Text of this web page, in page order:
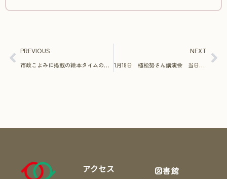
PREVIOUS
市政こよみに掲載の絵本タイムの日程について
NEXT
1月18日 植松努さん講演会 当日のご案内
アクセス
図書館